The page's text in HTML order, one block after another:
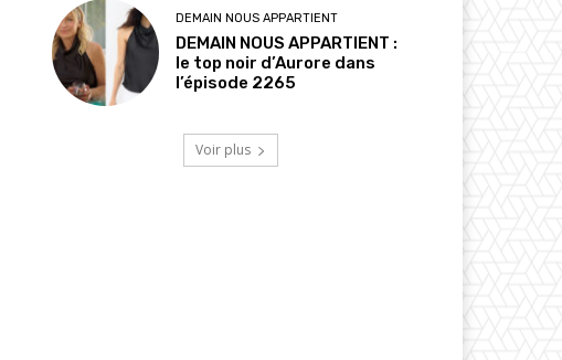
DEMAIN NOUS APPARTIENT
DEMAIN NOUS APPARTIENT :
le top noir d’Aurore dans
l’épisode 2265
Voir plus